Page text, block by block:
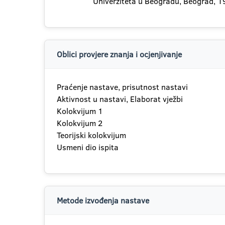
Oblici provjere znanja i ocjenjivanje
Praćenje nastave, prisutnost nastavi
Aktivnost u nastavi, Elaborat vježbi
Kolokvijum 1
Kolokvijum 2
Teorijski kolokvijum
Usmeni dio ispita
Metode izvođenja nastave